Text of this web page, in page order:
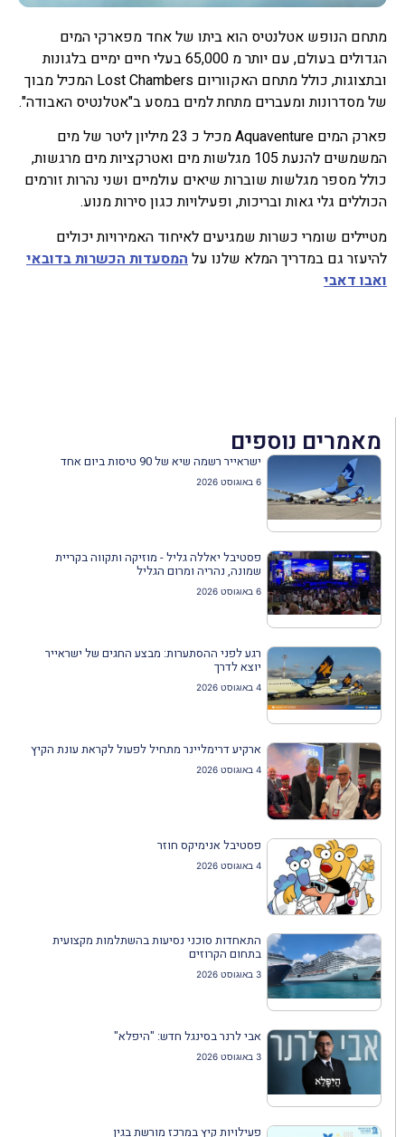
מתחם הנופש אטלנטיס הוא ביתו של אחד מפארקי המים
הגדולים בעולם, עם יותר מ 65,000 בעלי חיים ימיים בלגונות
ובתצוגות, כולל מתחם האקווריום Lost Chambers המכיל מבוך
של מסדרונות ומעברים מתחת למים במסע ב"אטלנטיס האבודה".
פארק המים Aquaventure מכיל כ 23 מיליון ליטר של מים
המשמשים להנעת 105 מגלשות מים ואטרקציות מים מרגשות,
כולל מספר מגלשות שוברות שיאים עולמיים ושני נהרות זורמים
הכוללים גלי גאות ובריכות, ופעילויות כגון סירות מנוע.
מטיילים שומרי כשרות שמגיעים לאיחוד האמירויות יכולים
להיעזר גם במדריך המלא שלנו על המסעדות הכשרות בדובאי
ואבו דאבי
מאמרים נוספים
ישראייר רשמה שיא של 90 טיסות ביום אחד
6 באוגוסט 2026
פסטיבל יאללה גליל - מוזיקה ותקווה בקריית
שמונה, נהריה ומרום הגליל
6 באוגוסט 2026
רגע לפני ההסתערות: מבצע החגים של ישראייר
יוצא לדרך
4 באוגוסט 2026
ארקיע דרימליינר מתחיל לפעול לקראת עונת הקיץ
4 באוגוסט 2026
פסטיבל אנימיקס חוזר
4 באוגוסט 2026
התאחדות סוכני נסיעות בהשתלמות מקצועית
בתחום הקרוזים
3 באוגוסט 2026
אבי לרנר בסינגל חדש: "היפלא"
3 באוגוסט 2026
פעילויות קיץ במרכז מורשת בגין